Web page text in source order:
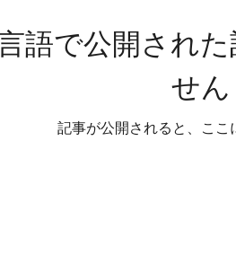
語で公開され
せん
記事が公開されると、ここ